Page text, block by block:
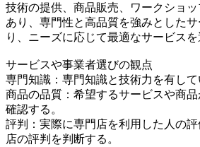
技術の提供、商品販売、ワークショ
あり、専門性と高品質を強みとした
り、ニーズに応じて最適なサービスを
サービスや事業者選びの観点
専門知識：専門知識と技術力を有して
商品の品質：希望するサービスや商
確認する。
評判：実際に専門店を利用した人の評
店の評判を判断する。